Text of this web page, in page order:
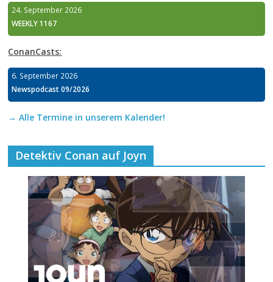
24. September 2026
WEEKLY 1167
ConanCasts:
6. September 2026
Newspodcast 09/2026
→ Alle Termine in unserem Kalender!
Detektiv Conan auf Joyn